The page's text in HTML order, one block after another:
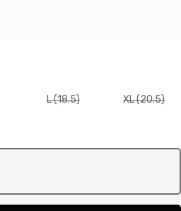
L (18.5) XL (20.5)